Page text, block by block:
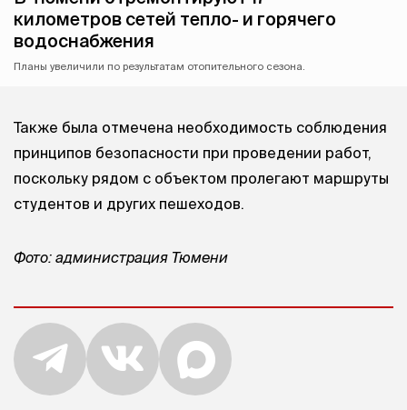
километров сетей тепло- и горячего
водоснабжения
Планы увеличили по результатам отопительного сезона.
Также была отмечена необходимость соблюдения
принципов безопасности при проведении работ,
поскольку рядом с объектом пролегают маршруты
студентов и других пешеходов.
Фото: администрация Тюмени